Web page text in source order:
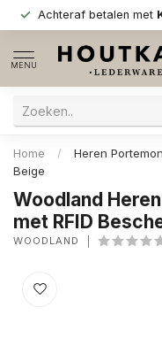
Achteraf betalen met
MENU
Home /
Heren
Beige
Woodland
met RFID
WOODLAND